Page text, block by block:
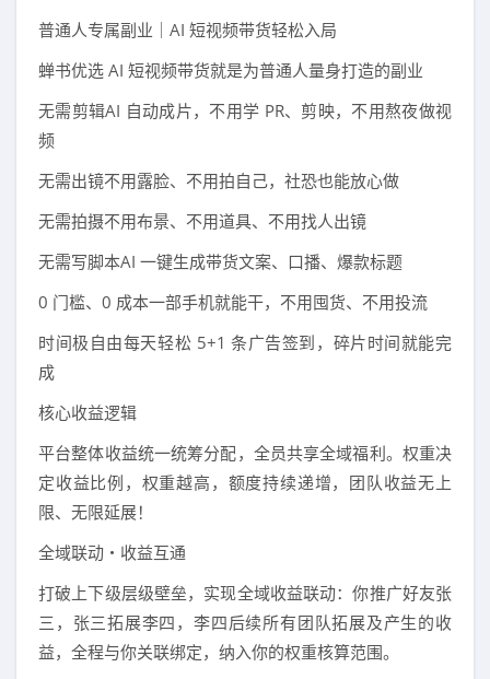
普通人专属副业｜AI 短视频带货轻松入局
蝉书优选 AI 短视频带货就是为普通人量身打造的副业
无需剪辑AI 自动成片，不用学 PR、剪映，不用熬夜做视
频
无需出镜不用露脸、不用拍自己，社恐也能放心做
无需拍摄不用布景、不用道具、不用找人出镜
无需写脚本AI 一键生成带货文案、口播、爆款标题
0 门槛、0 成本一部手机就能干，不用囤货、不用投流
时间极自由每天轻松 5+1 条广告签到，碎片时间就能完
成
核心收益逻辑
平台整体收益统一统筹分配，全员共享全域福利。权重决
定收益比例，权重越高，额度持续递增，团队收益无上
限、无限延展！
全域联动・收益互通
打破上下级层级壁垒，实现全域收益联动：你推广好友张
三，张三拓展李四，李四后续所有团队拓展及产生的收
益，全程与你关联绑定，纳入你的权重核算范围。